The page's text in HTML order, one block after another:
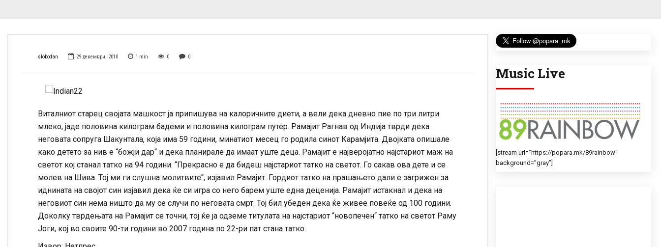
slobodan 29 декември, 2010 1 min 0 0
Виталниот старец својата машкост ја припишува на калоричните диети, а вели дека дневно пие по три литри
млеко, јаде половина килограм бадеми и половина килограм путер. Рамајит Рагнав од Индија тврди дека
неговата сопруга Шакунтала, која има 59 години, минатиот месец го родила синот Карамјита. Двојката опишале
како детето за нив е “божји дар“ и дека планирале да имаат уште деца. Рамајит е најверојатно најстариот маж на
светот кој станал татко на 94 години. “Прекрасно е да бидеш најстариот татко на светот. Го сакав ова дете и се
молев на Шива. Тој ми ги слушна молитвите“, изјавил Рамајит. Гордиот татко на прашањето дали е загрижен за
иднината на својот син изјавил дека ќе си игра со него барем уште една деценија. Рамајит истакнал и дека на
неговиот син нема ништо да му се случи по неговата смрт. Тој бил убеден дека ќе живее повеќе од 100 години.
Доколку тврдењата на Рамајит се точни, тој ќе ја одземе титулата на најстариот “новопечен“ татко на светот Раму
Јоги, кој во своите 90-ти години во 2007 година по 22-ри пат стана татко.
Music Live
[stream url=”https://popara.mk/89rainbow”
background=”gray”]